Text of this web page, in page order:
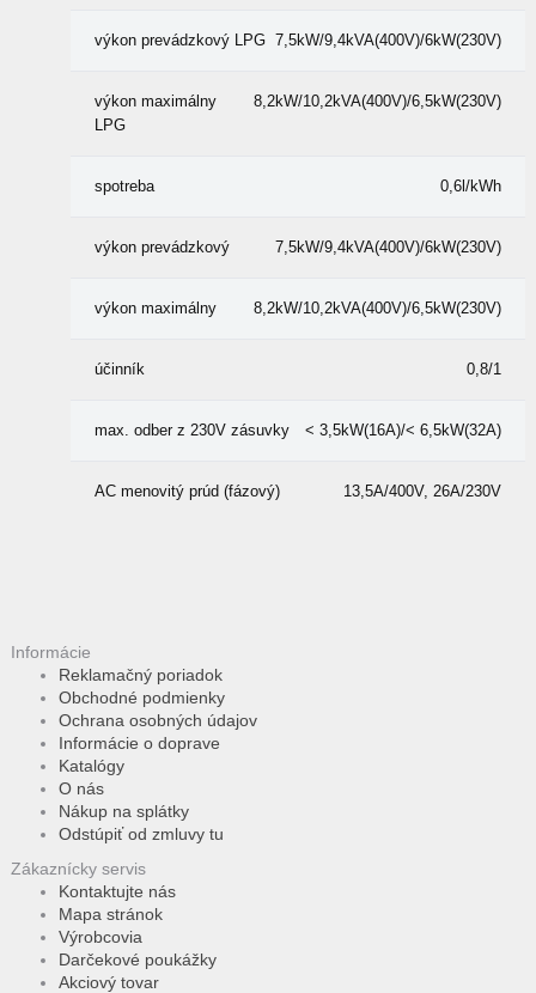
výkon prevádzkový LPG 7,5kW/9,4kVA(400V)/6kW(230V)
výkon maximálny
LPG
8,2kW/10,2kVA(400V)/6,5kW(230V)
spotreba 0,6l/kWh
výkon prevádzkový 7,5kW/9,4kVA(400V)/6kW(230V)
výkon maximálny 8,2kW/10,2kVA(400V)/6,5kW(230V)
účinník 0,8/1
max. odber z 230V zásuvky < 3,5kW(16A)/< 6,5kW(32A)
AC menovitý prúd (fázový) 13,5A/400V, 26A/230V
Informácie
Reklamačný poriadok
Obchodné podmienky
Ochrana osobných údajov
Informácie o doprave
Katalógy
O nás
Nákup na splátky
Odstúpiť od zmluvy tu
Zákaznícky servis
Kontaktujte nás
Mapa stránok
Výrobcovia
Darčekové poukážky
Akciový tovar